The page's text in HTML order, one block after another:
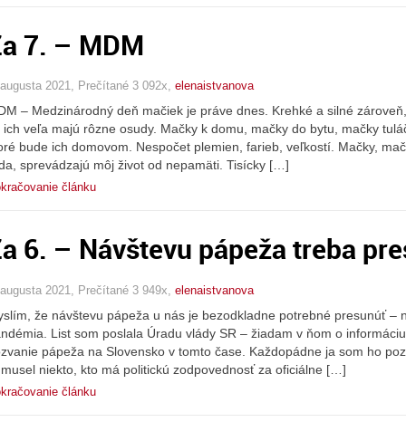
7. – MDM
2021, Prečítané 3 092x, elenaistvanova
– Medzinárodný deň mačiek je práve dnes. Krehké a silné
ich veľa majú rôzne osudy. Mačky k domu, mačky do bytu, mačky
bude ich domovom. Nespočet plemien, farieb, veľkostí. Mačky,
sprevádzajú môj život od nepamäti. Tisícky […]
článku
6. – Návštevu pápeža treba
2021, Prečítané 3 949x, elenaistvanova
že návštevu pápeža u nás je bezodkladne potrebné presunúť –
List som poslala Úradu vlády SR – žiadam v ňom o
pápeža na Slovensko v tomto čase. Každopádne ja som ho
niekto, kto má politickú zodpovednosť za oficiálne […]
článku